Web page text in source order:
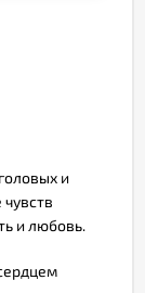
и
и любовь.